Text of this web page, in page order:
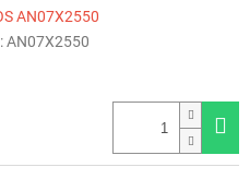
AN07X2550
AN07X2550